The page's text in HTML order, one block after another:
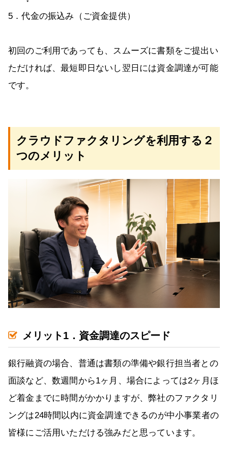
5．代金の振込み（ご資金提供）
初回のご利用であっても、スムーズに書類をご提出い
ただければ、最短即日ないし翌日には資金調達が可能
です。
クラウドファクタリングを利用する２
つのメリット
メリット1．資金調達のスピード
銀行融資の場合、普通は書類の準備や銀行担当者との
面談など、数週間から1ヶ月、場合によっては2ヶ月ほ
ど着金までに時間がかかりますが、弊社のファクタリ
ングは24時間以内に資金調達できるのが中小事業者の
皆様にご活用いただける強みだと思っています。